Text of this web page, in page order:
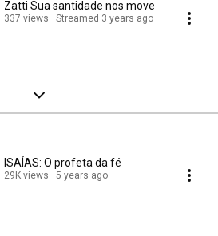
Zatti Sua santidade nos move
337 views Streamed 3 years ago
ISAÍAS: O profeta da fé
29K views 5 years ago